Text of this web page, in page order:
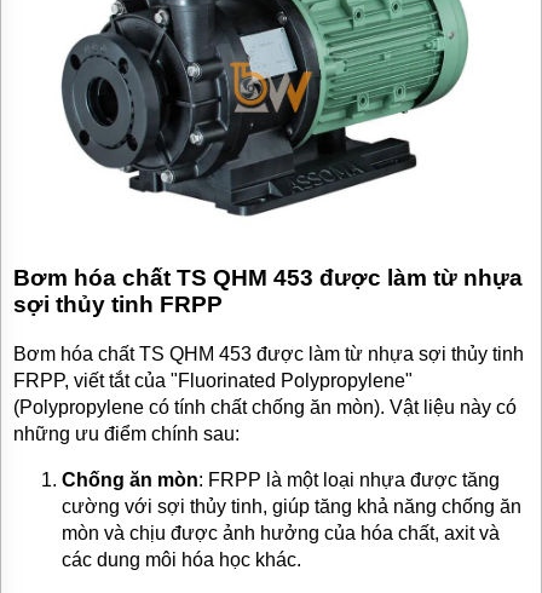
Bơm hóa chất TS QHM 453 được làm từ nhựa
sợi thủy tinh FRPP
Bơm hóa chất TS QHM 453 được làm từ nhựa sợi thủy tinh
FRPP, viết tắt của "Fluorinated Polypropylene"
(Polypropylene có tính chất chống ăn mòn). Vật liệu này có
những ưu điểm chính sau:
Chống ăn mòn: FRPP là một loại nhựa được tăng
cường với sợi thủy tinh, giúp tăng khả năng chống ăn
mòn và chịu được ảnh hưởng của hóa chất, axit và
các dung môi hóa học khác.